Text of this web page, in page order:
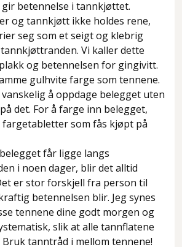
betennelse i tannkjøttet.
og tannkjøtt ikke holdes rene,
seg som et seigt og klebrig
Vi kaller dette
og betennelsen for gingivitt.
gulhvite farge som tennene.
å oppdage belegget uten
det. For å farge inn belegget,
som fås kjøpt på
får ligge langs
i noen dager, blir det alltid
er stor forskjell fra person til
betennelsen blir. Jeg synes
tennene dine godt morgen og
slik at alle tannflatene
tanntråd i mellom tennene!